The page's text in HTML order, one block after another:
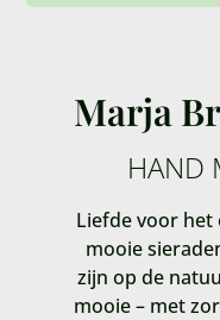
Marja
HAND
Liefde voor het
mooie
zijn op de
mooie – met